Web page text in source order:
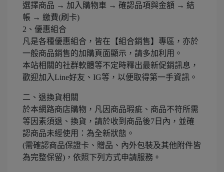
選擇商品 → 加入購物車 → 確認品項與金額 → 結
帳 → 繳費(刷卡)
2、優惠組合
凡是各種優惠組合，皆在【組合銷售】專區，亦於
一般商品銷售的加購頁面顯示，請多加利用。
本站相關的社群軟體等不定時釋出最新促銷訊息，
歡迎加入Line好友、IG等，以便取得第一手資訊。
二、退換貨相關
於本網路商店購物，凡因商品瑕疵、商品不符所需
等因素須退、換貨，請於收到商品後7日內，並確
認商品未經使用：為全新狀態。
(需確認商品保證卡、贈品、內外包裝及其他附件皆
為完整保留)，依照下列方式申請服務。